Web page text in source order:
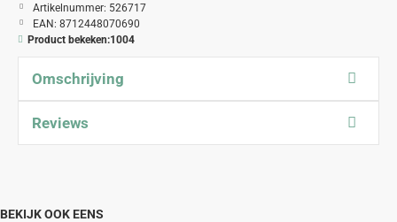
Artikelnummer: 526717
EAN: 8712448070690
Product bekeken:1004
Omschrijving
Reviews
BEKIJK OOK EENS